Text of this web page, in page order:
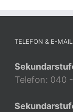
TELEFON & E-MAIL
Telefon: 040